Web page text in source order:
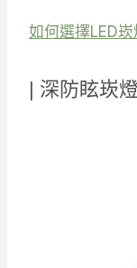
如何選擇LED
| 深防眩崁